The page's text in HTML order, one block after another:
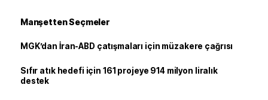
Manşetten Seçmeler
MGK’dan İran-ABD çatışmaları için müzakere çağrısı
Sıfır atık hedefi için 161 projeye 914 milyon liralık
destek